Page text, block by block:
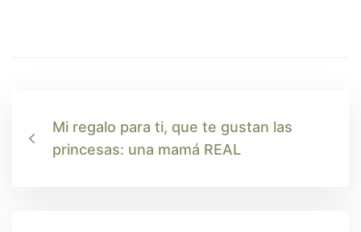
Mi regalo para ti, que te gustan las
princesas: una mamá REAL